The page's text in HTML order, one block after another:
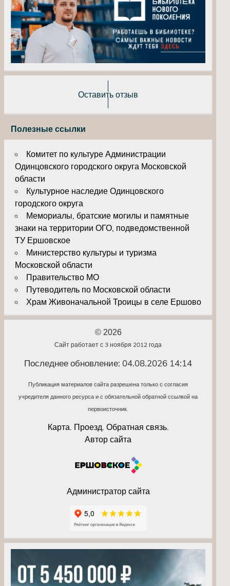
Оставить отзыв
Полезные ссылки
Комитет по культуре Администрации
Одинцовского городского округа Московской
области
Культурное наследие Одинцовского
городского округа
Мемориалы, братские могилы и памятные
знаки на территории ОГО, подведомственной
ТУ Ершовское
Министерство культуры и туризма
Московской области
Правительство МО
Путеводитель по Московской области
Храм Живоначальной Троицы в селе Ершово
© 2026
Сайт работает с 3 ноября 2012 года
Последнее обновление: 04.08.2026 14:14
Публикация материалов сайта разрешена только с согласия
учредителя данного ресурса и с обязательной обратной ссылкой на
первоисточник.
Карта. Проезд. Обратная связь.
Автор сайта
Администратор сайта